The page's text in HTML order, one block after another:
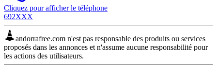
Cliquez pour afficher le téléphone
692XXX
andorrafree.com n'est pas responsable des produits ou services
proposés dans les annonces et n'assume aucune responsabilité pour
les actions des utilisateurs.